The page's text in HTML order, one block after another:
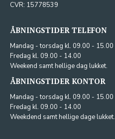
CVR: 15778539
ÅBNINGSTIDER TELEFON
Mandag - torsdag kl. 09.00 - 15.00
Fredag kl. 09.00 - 14.00
Weekend samt hellige dag lukket.
ÅBNINGSTIDER KONTOR
Mandag - torsdag kl. 09.00 - 15.00
Fredag kl. 09.00 - 14.00
Weekdend samt hellige dage lukket.